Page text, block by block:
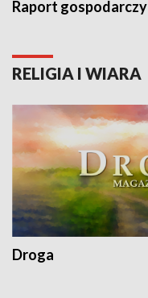
Raport gospodarczy
RELIGIA I WIARA
Droga